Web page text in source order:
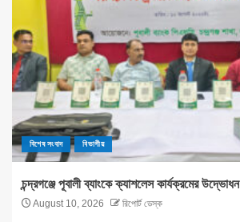
বিশেষ সংবাদ বিভাগীয়
চন্দ্রগঞ্জে পূবালী ব্যাংকে ক্যাশলেস কার্যক্রমের উদ্ভোধন
August 10, 2026 রিপোর্ট ডেস্ক